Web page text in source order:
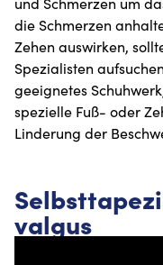
die Schmerzen
Zehen auswirken,
Spezialisten
geeignetes
spezielle Fuß- oder
Linderung der
valgus